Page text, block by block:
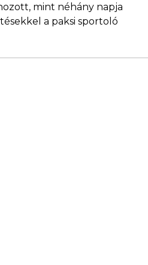
mint néhány napja
a paksi sportoló